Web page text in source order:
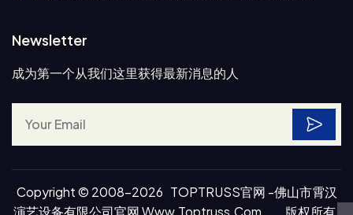
Newsletter
成为第一个从我们这里获得最新消息的人
Copyright © 2008-2026 TOPTRUSS官网 -佛山市霄汉
演艺设备有限公司官网 Www.toptruss.com . 版权所有.